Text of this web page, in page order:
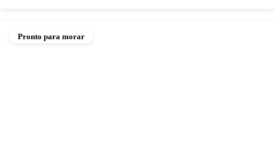
Pronto para morar